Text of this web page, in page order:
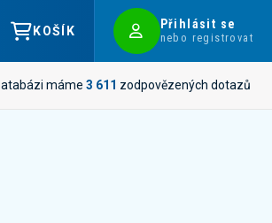
KOŠÍK Přihlásit se
nebo registrovat
máme 3 611 zodpovězených dotazů